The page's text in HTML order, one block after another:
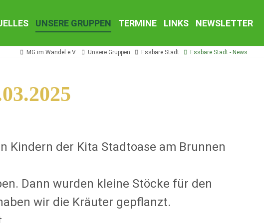
UNSERE GRUPPEN TERMINE LINKS NEWSLETTER
MG im Wandel e.V. Unsere Gruppen Essbare Stadt Essbare Stadt - News
Kindern der Kita Stadtoase am Brunnen
Dann wurden kleine Stöcke für den
wir die Kräuter gepflanzt.